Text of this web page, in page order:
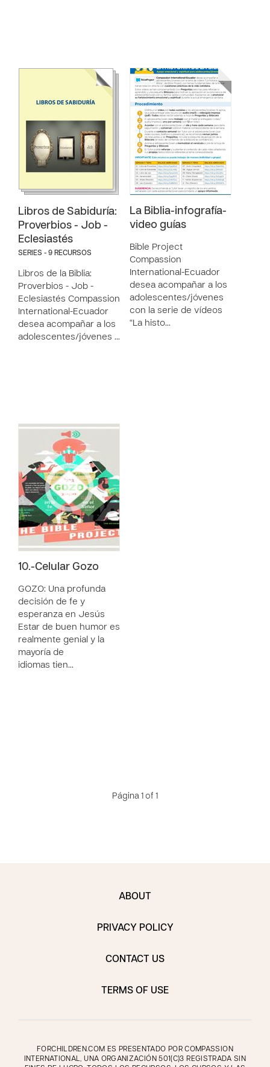
Libros de Sabiduría:
Proverbios - Job -
Eclesiastés
SERIES - 9 RECURSOS
Libros de la Biblia:
Proverbios - Job -
Eclesiastés Compassion
International-Ecuador
desea acompañar a los
adolescentes/jóvenes …
La Biblia-infografía-
video guías
Bible Project
Compassion
International-Ecuador
desea acompañar a los
adolescentes/jóvenes
con la serie de vídeos
“La histo…
10.-Celular Gozo
GOZO: Una profunda
decisión de fe y
esperanza en Jesús
Estar de buen humor es
realmente genial y la
mayoría de
idiomas tien…
Página 1 of 1
ABOUT
PRIVACY POLICY
CONTACT US
TERMS OF USE
FORCHILDREN.COM ES PRESENTADO POR COMPASSION
INTERNATIONAL, UNA ORGANIZACIÓN 501(C)3 REGISTRADA SIN